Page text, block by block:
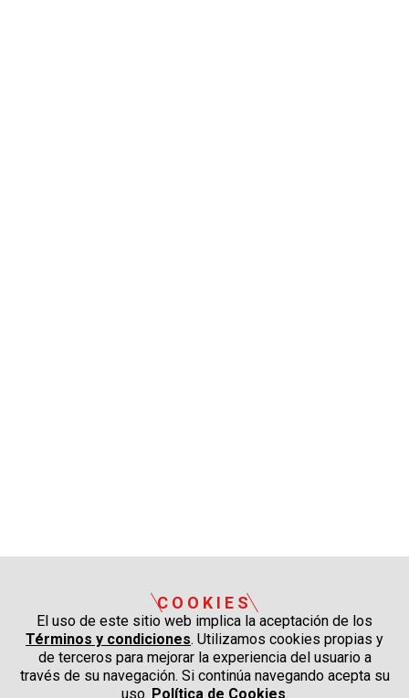
COOKIES
El uso de este sitio web implica la aceptación de los
Términos y condiciones. Utilizamos cookies propias y
de terceros para mejorar la experiencia del usuario a
través de su navegación. Si continúa navegando acepta su
uso. Política de Cookies.